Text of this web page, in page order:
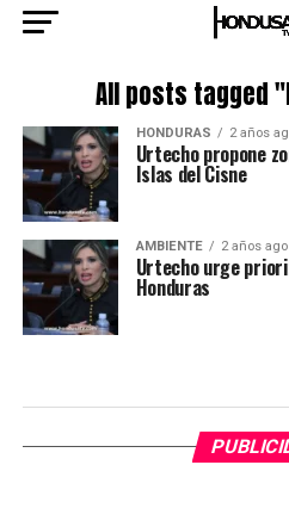
All posts tagged
HONDURAS 2 años
Urtecho propone
Islas del Cisne
AMBIENTE 2 años ago
Urtecho urge
Honduras